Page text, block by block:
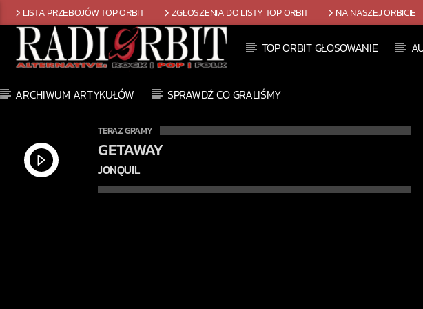
LISTA PRZEBOJÓW TOP ORBIT ZGŁOSZENIA DO LISTY TOP ORBIT NA NASZEJ ORBICIE
TOP ORBIT GŁOSOWANIE
ARCHIWUM ARTYKUŁÓW SPRAWDŹ CO GRALIŚMY
TERAZ GRAMY
TAG TEAM
LAWRENCE TAYLOR